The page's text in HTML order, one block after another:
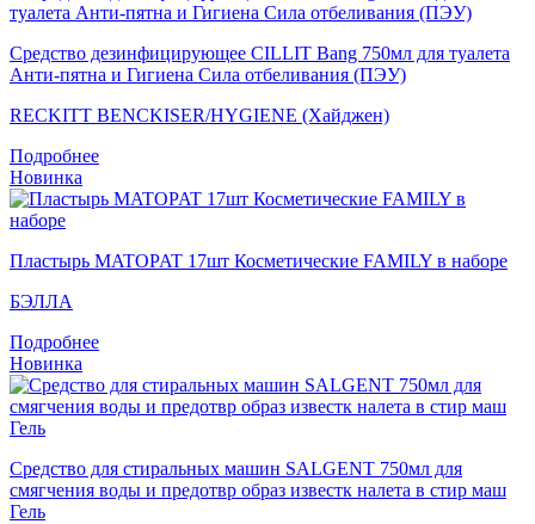
Средство дезинфицирующее CILLIT Bang 750мл для туалета
Анти-пятна и Гигиена Сила отбеливания (ПЭУ)
RECKITT BENCKISER/HYGIENE (Хайджен)
Подробнее
Новинка
Пластырь MATOPAT 17шт Косметические FAMILY в наборе
БЭЛЛА
Подробнее
Новинка
Средство для стиральных машин SALGENT 750мл для
смягчения воды и предотвр образ известк налета в стир маш
Гель